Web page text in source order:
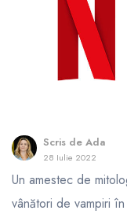
Scris de Ada
28 Iulie 2022
Un amestec de
vânători de vampiri